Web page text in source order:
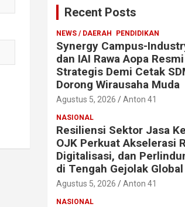
Recent Posts
NEWS / DAERAH PENDIDIKAN
Synergy Campus-
dan IAI Rawa Aopa
Strategis Demi Cetak
Dorong Wirausaha Muda
Agustus 5, 2026 Anton 41
NASIONAL
Resiliensi Sektor Jasa
OJK Perkuat Akselerasi
Digitalisasi, dan
di Tengah Gejolak Global
Agustus 5, 2026 Anton 41
NASIONAL